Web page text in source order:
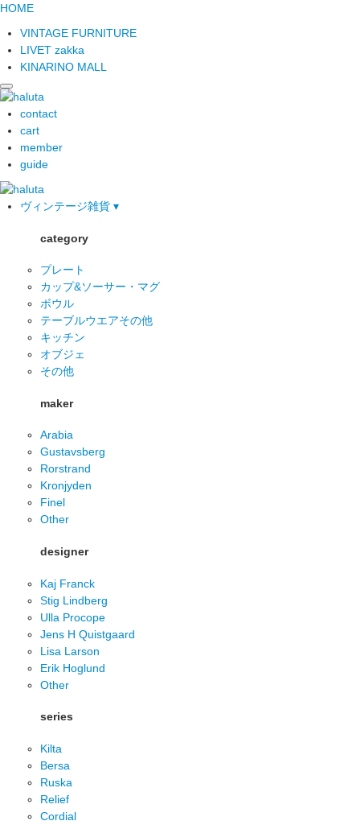
HOME
VINTAGE FURNITURE
LIVET zakka
KINARINO MALL
contact
cart
member
guide
ヴィンテージ雑貨 ▾
category
プレート
カップ&ソーサー・マグ
ボウル
テーブルウエアその他
キッチン
オブジェ
その他
maker
Arabia
Gustavsberg
Rorstrand
Kronjyden
Finel
Other
designer
Kaj Franck
Stig Lindberg
Ulla Procope
Jens H Quistgaard
Lisa Larson
Erik Hoglund
Other
series
Kilta
Bersa
Ruska
Relief
Cordial